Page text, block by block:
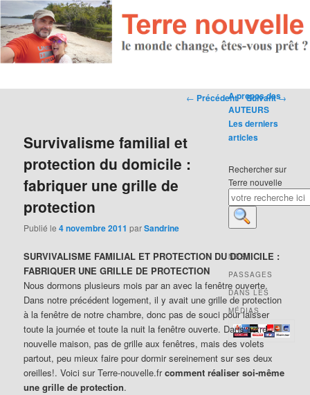
Navigation des articles
← Précédent Suivant→
Survivalisme familial et
protection du domicile :
fabriquer une grille de
protection
Publié le4 novembre 2011 parSandrine
SURVIVALISME FAMILIAL ET PROTECTION DU DOMICILE :
FABRIQUER UNE GRILLE DE PROTECTION
Nous dormons plusieurs mois par an avec la fenêtre ouverte.
Dans notre précédent logement, il y avait une grille de protection
à la fenêtre de notre chambre, donc pas de souci pour laisser
toute la journée et toute la nuit la fenêtre ouverte. Dans notre
nouvelle maison, pas de grille aux fenêtres, mais des volets
partout, peu mieux faire pour dormir sereinement sur ses deux
oreilles!. Voici sur Terre-nouvelle.frcomment réaliser soi-même
une grille de protection.
A propos des
AUTEURS
Les derniers
articles
Rechercher sur
Terre nouvelle
NOS
PASSAGES
DANS LES
MÉDIAS